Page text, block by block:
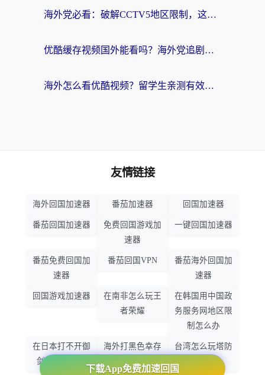
海外党必看：破解CCTV5地区限制，这样看欧洲杯奥运直播才够爽！
优酷缓存视频国外能看吗？海外党追剧看片的终极解决方案来了
海外怎么看优酷视频？留学生亲测有效的回国加速器选择指南
下载App免费加速回国
友情链接
海外回国加速器 番茄加速器 回国加速器
番茄回国加速器
免费回国游戏加
速器
一键回国加速器
番茄免费回国加
速器
番茄回国VPN
番茄海外回国加
速器
回国游戏加速器
在南非怎么玩王
者荣耀
在韩国用中国政
务服务网地区限
制怎么办
在日本打不开御
剑情缘怎么办
海外打黑色幸存
者怎么不卡了
台湾怎么玩塔防